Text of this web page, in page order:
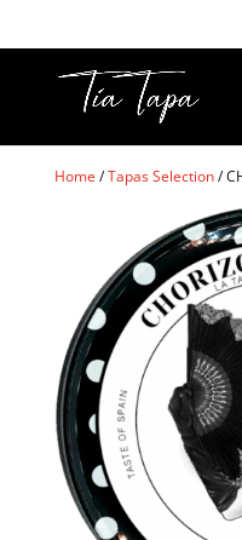
Home /Tapas Selection/